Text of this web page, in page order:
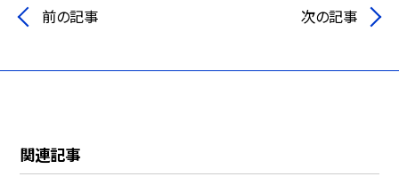
前の記事 次の記事
関連記事